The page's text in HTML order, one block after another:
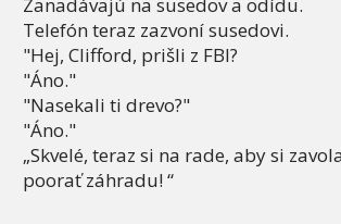
Telefón teraz zazvoní susedovi.
"Hej, Clifford, prišli z FBI?
"Áno."
"Nasekali ti drevo?"
"Áno."
„Skvelé, teraz si na rade, aby si
poorať záhradu! “